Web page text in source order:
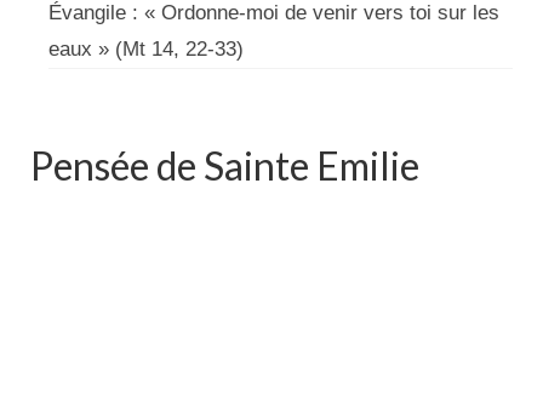
Évangile : « Ordonne-moi de venir vers toi sur les
eaux » (Mt 14, 22-33)
Pensée de Sainte Emilie